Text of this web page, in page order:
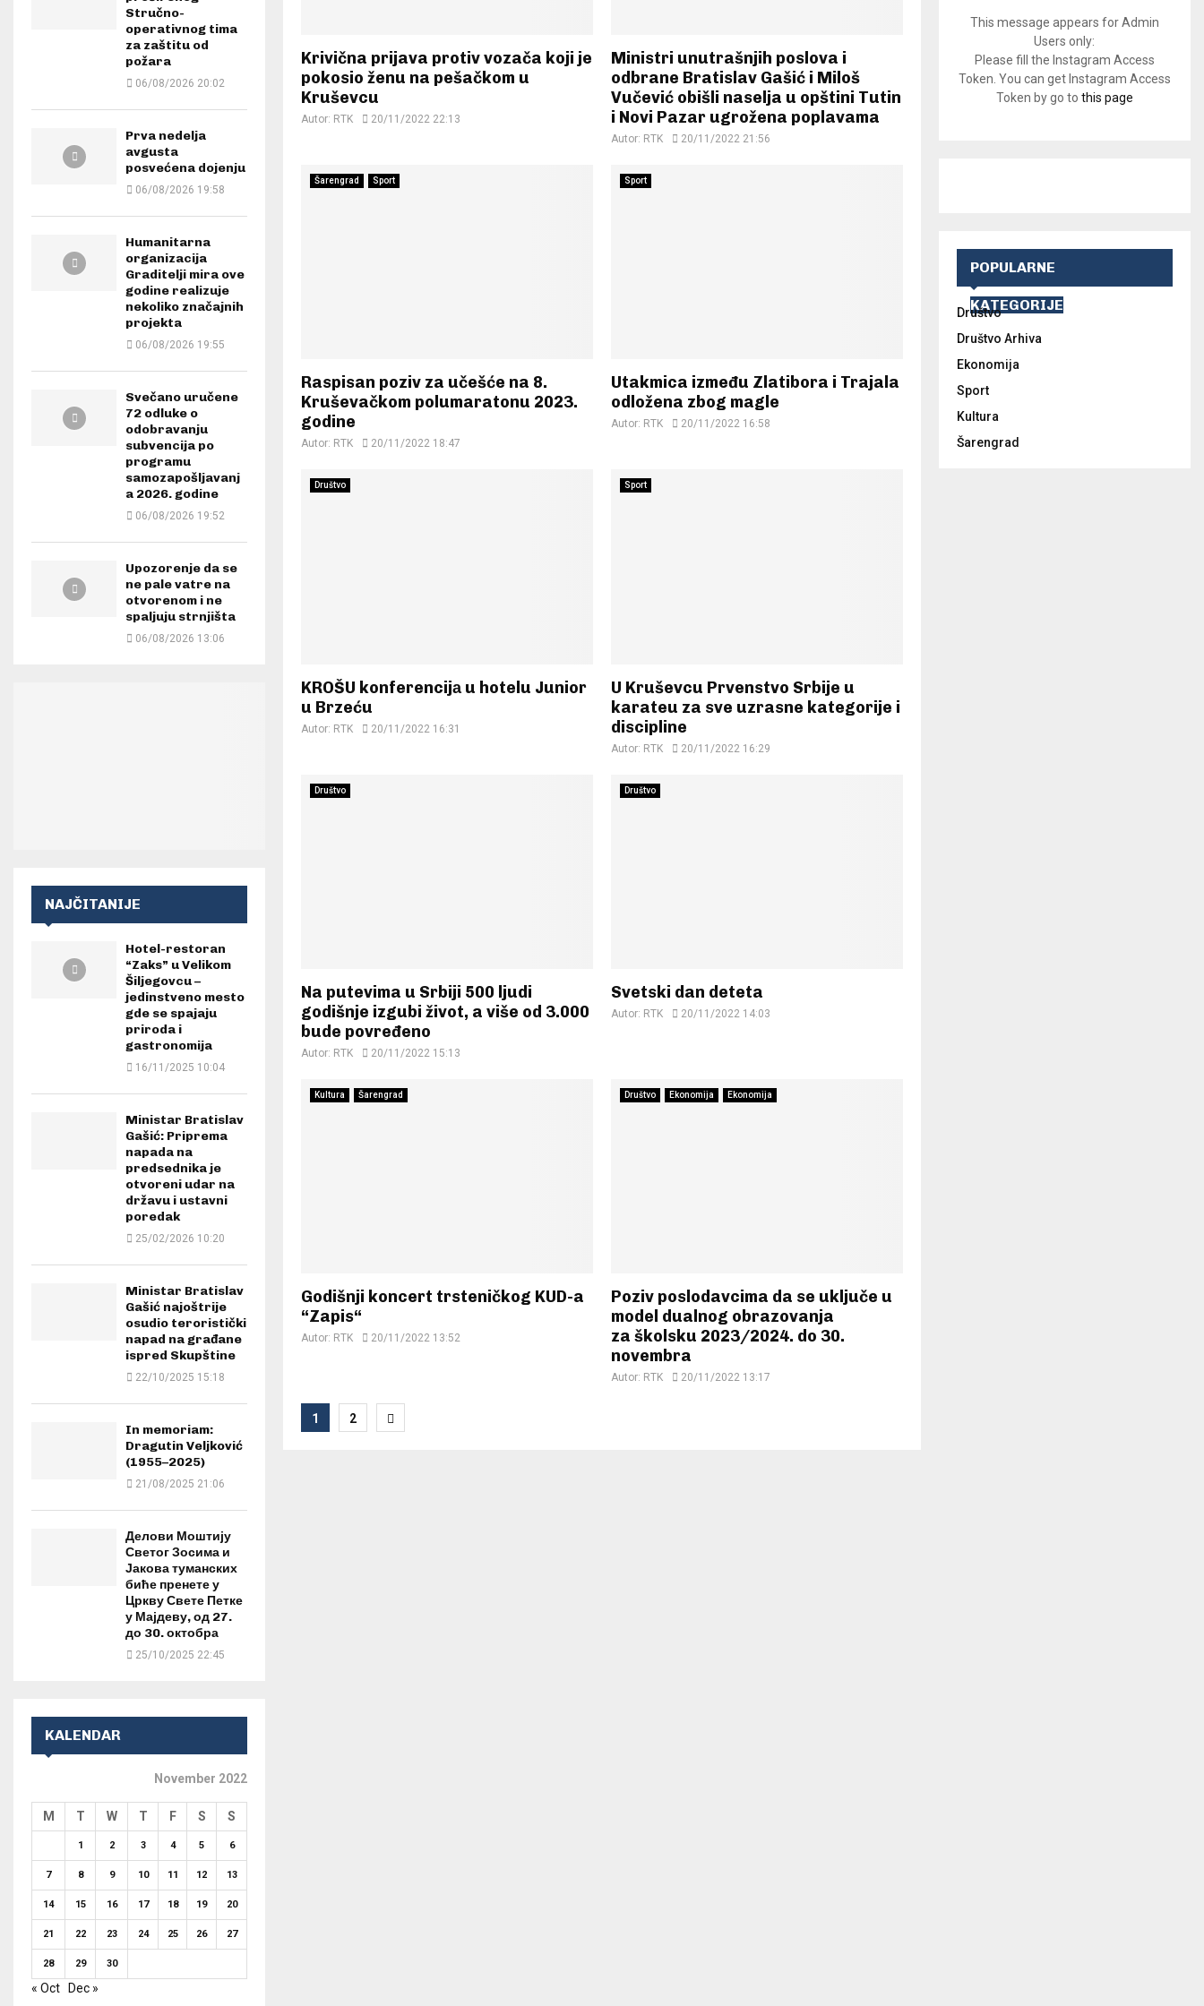
Krivična prijava protiv vozača koji je
pokosio ženu na pešačkom u
Kruševcu
Autor: RTK 20/11/2022 22:13
Ministri unutrašnjih poslova i
odbrane Bratislav Gašić i Miloš
Vučević obišli naselja u opštini Tutin
i Novi Pazar ugrožena poplavama
Autor: RTK 20/11/2022 21:56
Šarengrad Sport
Raspisan poziv za učešće na 8.
Kruševačkom polumaratonu 2023.
godine
Autor: RTK 20/11/2022 18:47
Sport
Utakmica između Zlatibora i Trajala
odložena zbog magle
Autor: RTK 20/11/2022 16:58
Društvo
KROŠU konferencijа u hotelu Junior
u Brzeću
Autor: RTK 20/11/2022 16:31
Sport
U Kruševcu Prvenstvo Srbije u
karateu za sve uzrasne kategorije i
discipline
Autor: RTK 20/11/2022 16:29
Društvo
Na putevima u Srbiji 500 ljudi
godišnje izgubi život, a više od 3.000
bude povređeno
Autor: RTK 20/11/2022 15:13
Društvo
Svetski dan deteta
Autor: RTK 20/11/2022 14:03
Kultura Šarengrad
Godišnji koncert trsteničkog KUD-a
“Zapis“
Autor: RTK 20/11/2022 13:52
Društvo Ekonomija Ekonomija
Poziv poslodavcima da se uključe u
model dualnog obrazovanja
za školsku 2023/2024. do 30.
novembra
Autor: RTK 20/11/2022 13:17
Posts
1 2
Stručno-
operativnog tima
za zaštitu od
požara
06/08/2026 20:02
Prva nedelja
avgusta
posvećena dojenju
06/08/2026 19:58
Humanitarna
organizacija
Graditelji mira ove
godine realizuje
nekoliko značajnih
projekta
06/08/2026 19:55
Svečano uručene
72 odluke o
odobravanju
subvencija po
programu
samozapošljavanj
a 2026. godine
06/08/2026 19:52
Upozorenje da se
ne pale vatre na
otvorenom i ne
spaljuju strnjišta
06/08/2026 13:06
NAJČITANIJE
Hotel-restoran
“Zaks” u Velikom
Šiljegovcu –
jedinstveno mesto
gde se spajaju
priroda i
gastronomija
16/11/2025 10:04
Ministar Bratislav
Gašić: Priprema
napada na
predsednika je
otvoreni udar na
državu i ustavni
poredak
25/02/2026 10:20
Ministar Bratislav
Gašić najoštrije
osudio teroristički
napad na građane
ispred Skupštine
22/10/2025 15:18
In memoriam:
Dragutin Veljković
(1955–2025)
21/08/2025 21:06
Делови Моштију
Светог Зосима и
Јакова туманских
биће пренете у
Цркву Свете Петке
у Мајдеву, од 27.
до 30. октобра
25/10/2025 22:45
KALENDAR
November 2022
M T W T F S S
1 2 3 4 5 6
7 8 9 10 11 12 13
14 15 16 17 18 19 20
21 22 23 24 25 26 27
28 29 30
« Oct Dec »
This message appears for Admin
Users only:
Please fill the Instagram Access
Token. You can get Instagram Access
Token by go to this page
POPULARNE
KATEGORIJE
Društvo
Društvo Arhiva
Ekonomija
Sport
Kultura
Šarengrad